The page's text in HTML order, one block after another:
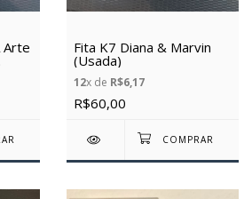
Arte Fita K7 Diana & Marvin
(Usada)
12x de R$6,17
R$60,00